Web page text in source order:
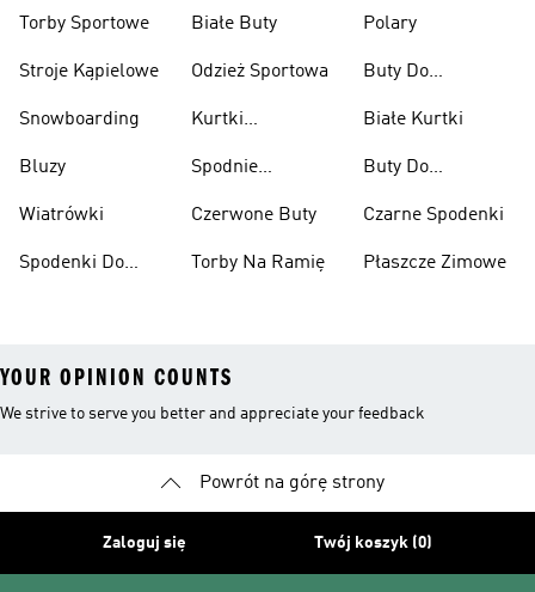
Torby Sportowe
Stroje Kąpielowe
Snowboarding
Bluzy
Wiatrówki
Spodenki Do
Białe Buty
Odzież Sportowa
Kurtki
Spodnie
Czerwone Buty
Torby Na Ramię
Polary
Buty Do
Ciężarów
Białe Kurtki
Buty Do
Czarne Spodenki
Płaszcze Zimowe
YOUR OPINION COUNTS
We strive to serve you better and appreciate your feedback
Powrót na górę strony
Zaloguj się Twój koszyk (0)